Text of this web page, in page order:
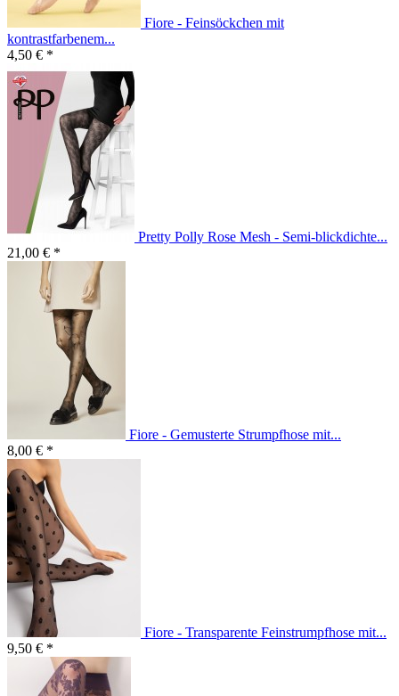
Fiore - Feinsöckchen mit
kontrastfarbenem...
4,50 € *
Pretty Polly Rose Mesh - Semi-blickdichte...
21,00 € *
Fiore - Gemusterte Strumpfhose mit...
8,00 € *
Fiore - Transparente Feinstrumpfhose mit...
9,50 € *